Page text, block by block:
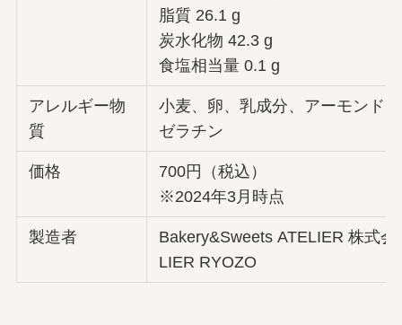
脂質 26.1 g
炭水化物 42.3 g
食塩相当量 0.1 g
アレルギー物
質
小麦、卵、乳成分、アーモンド
ゼラチン
価格
700円（税込）
※2024年3月時点
製造者
Bakery&Sweets ATELIER 株式会
LIER RYOZO